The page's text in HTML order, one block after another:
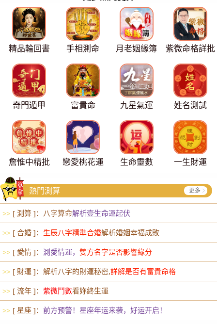
精品輪回書 手相測命 月老姻緣簿 紫微命格詳批
奇門遁甲 富貴命 九星氣運 姓名測試
詹惟中精批 戀愛桃花運 生命靈數 一生財運
熱門測算 更多
>> [ 測算 ]：八字算命解析壹生命運起伏
>> [ 合婚 ]： 生辰八字精準合婚解析婚姻幸福成敗
>> [ 愛情 ]： 測愛情運， 雙方名字是否影響緣分
>> [ 財運 ]：解析八字的財運秘密,詳解是否有富貴命格
>> [ 流年 ]： 紫微鬥數看妳終生運
>> [ 星座 ]： 前方预警！星座年运来袭，好运开启！